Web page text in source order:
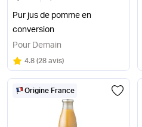
Pur jus de pomme en
conversion
Pour Demain
Note
4.8 sur 5
(28 avis)
Origine France